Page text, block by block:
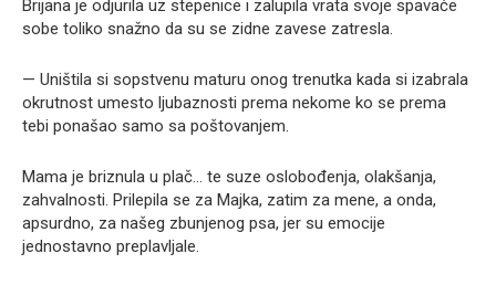
Brijana je odjurila uz stepenice i zalupila vrata svoje spavaće
sobe toliko snažno da su se zidne zavese zatresla.
— Uništila si sopstvenu maturu onog trenutka kada si izabrala
okrutnost umesto ljubaznosti prema nekome ko se prema
tebi ponašao samo sa poštovanjem.
Mama je briznula u plač… te suze oslobođenja, olakšanja,
zahvalnosti. Prilepila se za Majka, zatim za mene, a onda,
apsurdno, za našeg zbunjenog psa, jer su emocije
jednostavno preplavljale.